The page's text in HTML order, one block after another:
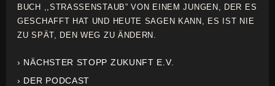
BUCH ,,STRASSENSTAUB” VON EINEM JUNGEN, DER ES
GESCHAFFT HAT UND HEUTE SAGEN KANN, ES IST NIE
ZU SPÄT, DEN WEG ZU ÄNDERN.
› NÄCHSTER STOPP ZUKUNFT E.V.
› DER PODCAST